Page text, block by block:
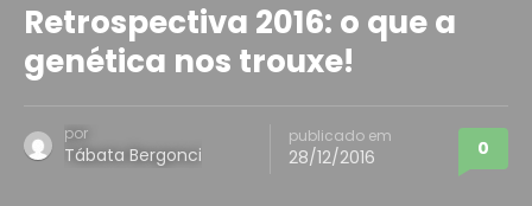
Retrospectiva 2016: o que a
genética nos trouxe!
por
Tábata Bergonci
publicado em
28/12/2016 0